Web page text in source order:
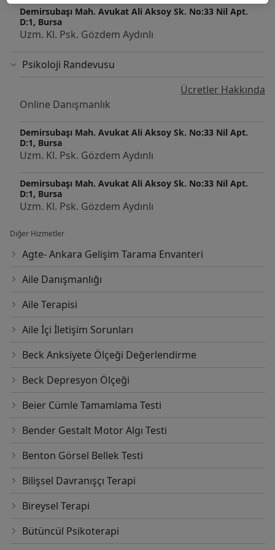
yetişkin ve çocuk testleri gördüm. Ardından
Haydarpaşa Numune Eğitim Ve Araştırma
Hastanesi'nde de stajyer psikolog olarak görev aldım.
Orada da direkt psikiyatri servisinde bulundum.
Vizitlere katılma fırsatım ve hastalarla birebir iletişim
kurma, gözlem yapma imkanım oldu. Yine EKT'lere
katılma fırsatım oldu ve özellikle İki Uçlu Duygudurum
Bozuklukları ile alakalı fazlaca gözlem yapma, bilgi
edinme imkanım oldu. Ardından Muallim Cevdet
Anaokulu'nda stajyer psikolog olarak görev aldım.
Orada ise aralıklı olarak sınıflarda bulunup gözlem
yaptım. Klinik Psikoloji Yüksek Lisansı yaparken 5 ay
boyunca İstanbul Psikomental Psikolojik Danışmanlık
Merkezi'nde yüzyüze hasta gördüm. 6 Şubat 2023
Hocam aracılığı ile Umke Derneği öncülüğünde birçok
çalışmada gönüllü destek verdim. Yalnızca bilgimi ve
donanımımı arttırmak için BDT eğitimimi ve Aile
Danışmanlığı eğitimimi tamamladım fakat o alanda
çalışmıyorum. Ek olarak bazı test eğitimlerimi
tamamladım. Psikanalitik/dinamik ekolde klinisyen
olarak çalışmaktayım ve hem yüzyüze hem online
olarak hasta kabul etmekteyim.
Demirsubaşı Mah. Avukat Ali Aksoy Sk. No:33 Nil Apt.
D:1, Bursa
Uzm. Kl. Psk. Gözdem Aydınlı
Psikoloji Randevusu
Ücretler Hakkında
Online Danışmanlık
Demirsubaşı Mah. Avukat Ali Aksoy Sk. No:33 Nil Apt.
D:1, Bursa
Uzm. Kl. Psk. Gözdem Aydınlı
Demirsubaşı Mah. Avukat Ali Aksoy Sk. No:33 Nil Apt.
D:1, Bursa
Uzm. Kl. Psk. Gözdem Aydınlı
Diğer Hizmetler
Agte- Ankara Gelişim Tarama Envanteri
Aile Danışmanlığı
Aile Terapisi
Aile İçi İletişim Sorunları
Beck Anksiyete Ölçeği Değerlendirme
Beck Depresyon Ölçeği
Beier Cümle Tamamlama Testi
Bender Gestalt Motor Algı Testi
Benton Görsel Bellek Testi
Bilişsel Davranışçı Terapi
Bireysel Terapi
Bütüncül Psikoterapi